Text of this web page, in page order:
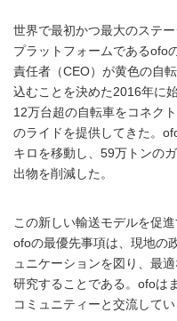
世界で最初かつ最大のステ
プラットフォームであるofo
責任者（CEO）が黄色の自
込むことを決めた2016年に
12万台超の自転車をコネク
のライドを提供してきた。
キロを移動し、59万トンの
出物を削減した。
この新しい輸送モデルを促
ofoの最優先事項は、現地の
ュニケーションを図り、最
研究することである。ofoは
コミュニティーと交流してい